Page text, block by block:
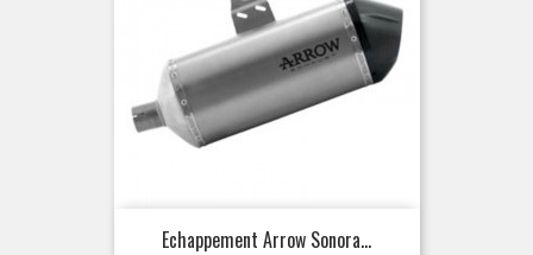
Echappement Arrow Sonora...